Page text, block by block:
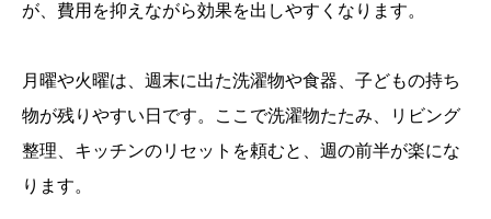
が、費用を抑えながら効果を出しやすくなります。
月曜や火曜は、週末に出た洗濯物や食器、子どもの持ち
物が残りやすい日です。ここで洗濯物たたみ、リビング
整理、キッチンのリセットを頼むと、週の前半が楽にな
ります。